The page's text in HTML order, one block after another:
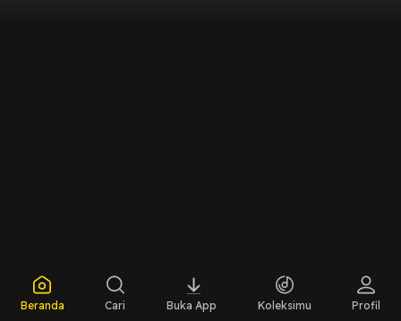
Beranda Cari Buka App Koleksimu Profil